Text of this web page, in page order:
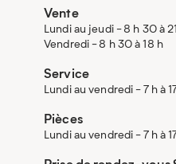
Vente
Lundi au jeudi - 8 h 30 à
Vendredi - 8 h 30 à 18 h
Service
Lundi au vendredi - 7 h à
Pièces
Lundi au vendredi - 7 h à